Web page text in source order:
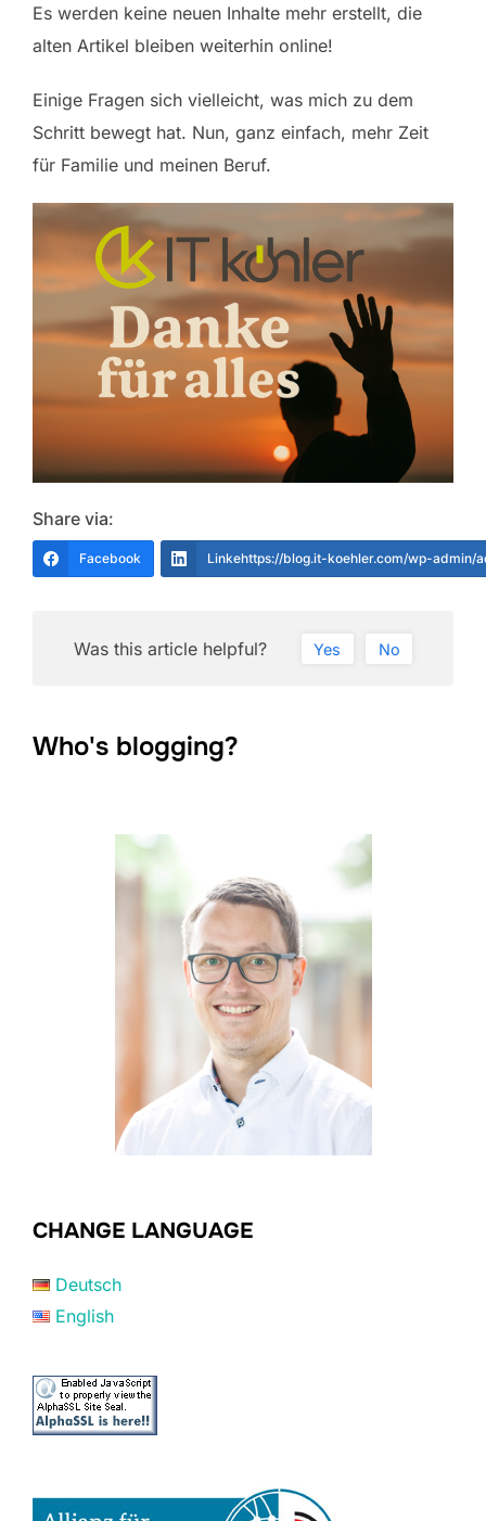
Es werden keine neuen Inhalte mehr erstellt, die
alten Artikel bleiben weiterhin online!
Einige Fragen sich vielleicht, was mich zu dem
Schritt bewegt hat. Nun, ganz einfach, mehr Zeit
für Familie und meinen Beruf.
Share via:
Facebook Linkehttps://blog.it-koehler.com/wp-admin/
Was this article helpful? Yes No
Who's blogging?
CHANGE LANGUAGE
Deutsch
English